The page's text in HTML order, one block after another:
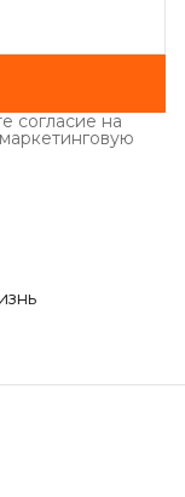
согласие на